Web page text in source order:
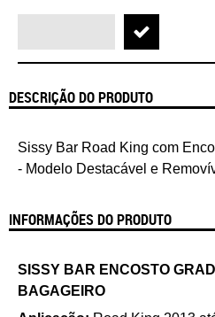
DESCRIÇÃO DO PRODUTO
Sissy Bar Road King com
- Modelo Destacável e
INFORMAÇÕES DO PRODUTO
SISSY BAR ENCOSTO
BAGAGEIRO